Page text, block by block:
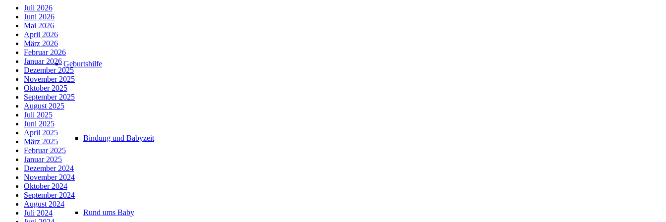
Geburtshilfe
Bindung und Babyzeit
Rund ums Baby
Juli 2026
Juni 2026
Mai 2026
April 2026
März 2026
Februar 2026
Januar 2026
Dezember 2025
November 2025
Oktober 2025
September 2025
August 2025
Juli 2025
Juni 2025
April 2025
März 2025
Februar 2025
Januar 2025
Dezember 2024
November 2024
Oktober 2024
September 2024
August 2024
Juli 2024